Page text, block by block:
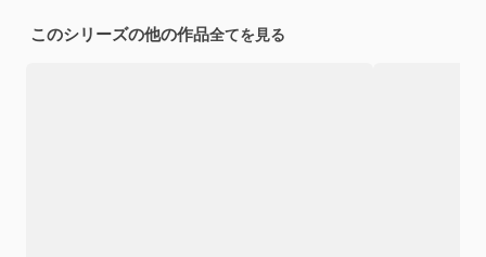
このシリーズの他の作品全てを見る